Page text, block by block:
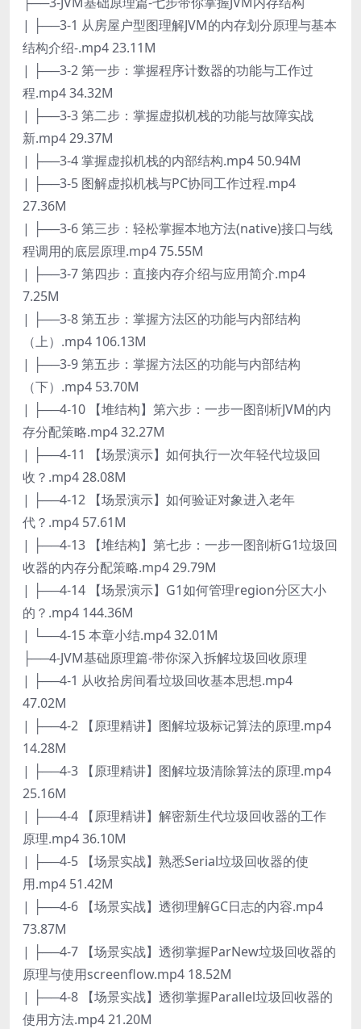
| ├──3-1 从房屋户型图理解JVM的内存划分原理与基本
结构介绍-.mp4 23.11M
| ├──3-2 第一步：掌握程序计数器的功能与工作过
程.mp4 34.32M
| ├──3-3 第二步：掌握虚拟机栈的功能与故障实战
新.mp4 29.37M
| ├──3-4 掌握虚拟机栈的内部结构.mp4 50.94M
| ├──3-5 图解虚拟机栈与PC协同工作过程.mp4
27.36M
| ├──3-6 第三步：轻松掌握本地方法(native)接口与线
程调用的底层原理.mp4 75.55M
| ├──3-7 第四步：直接内存介绍与应用简介.mp4
7.25M
| ├──3-8 第五步：掌握方法区的功能与内部结构
（上）.mp4 106.13M
| ├──3-9 第五步：掌握方法区的功能与内部结构
（下）.mp4 53.70M
| ├──4-10 【堆结构】第六步：一步一图剖析JVM的内
存分配策略.mp4 32.27M
| ├──4-11 【场景演示】如何执行一次年轻代垃圾回
收？.mp4 28.08M
| ├──4-12 【场景演示】如何验证对象进入老年
代？.mp4 57.61M
| ├──4-13 【堆结构】第七步：一步一图剖析G1垃圾回
收器的内存分配策略.mp4 29.79M
| ├──4-14 【场景演示】G1如何管理region分区大小
的？.mp4 144.36M
| └──4-15 本章小结.mp4 32.01M
├──4-JVM基础原理篇-带你深入拆解垃圾回收原理
| ├──4-1 从收拾房间看垃圾回收基本思想.mp4
47.02M
| ├──4-2 【原理精讲】图解垃圾标记算法的原理.mp4
14.28M
| ├──4-3 【原理精讲】图解垃圾清除算法的原理.mp4
25.16M
| ├──4-4 【原理精讲】解密新生代垃圾回收器的工作
原理.mp4 36.10M
| ├──4-5 【场景实战】熟悉Serial垃圾回收器的使
用.mp4 51.42M
| ├──4-6 【场景实战】透彻理解GC日志的内容.mp4
73.87M
| ├──4-7 【场景实战】透彻掌握ParNew垃圾回收器的
原理与使用screenflow.mp4 18.52M
| ├──4-8 【场景实战】透彻掌握Parallel垃圾回收器的
使用方法.mp4 21.20M